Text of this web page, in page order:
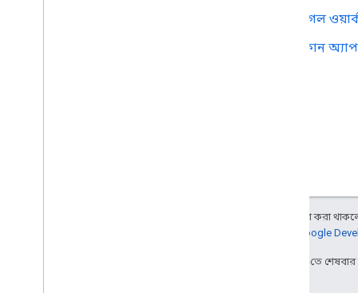
গুগল
কোন
অন্য কিছু উল্লেখ না করা
Google
2026-05-22 UTC-তে